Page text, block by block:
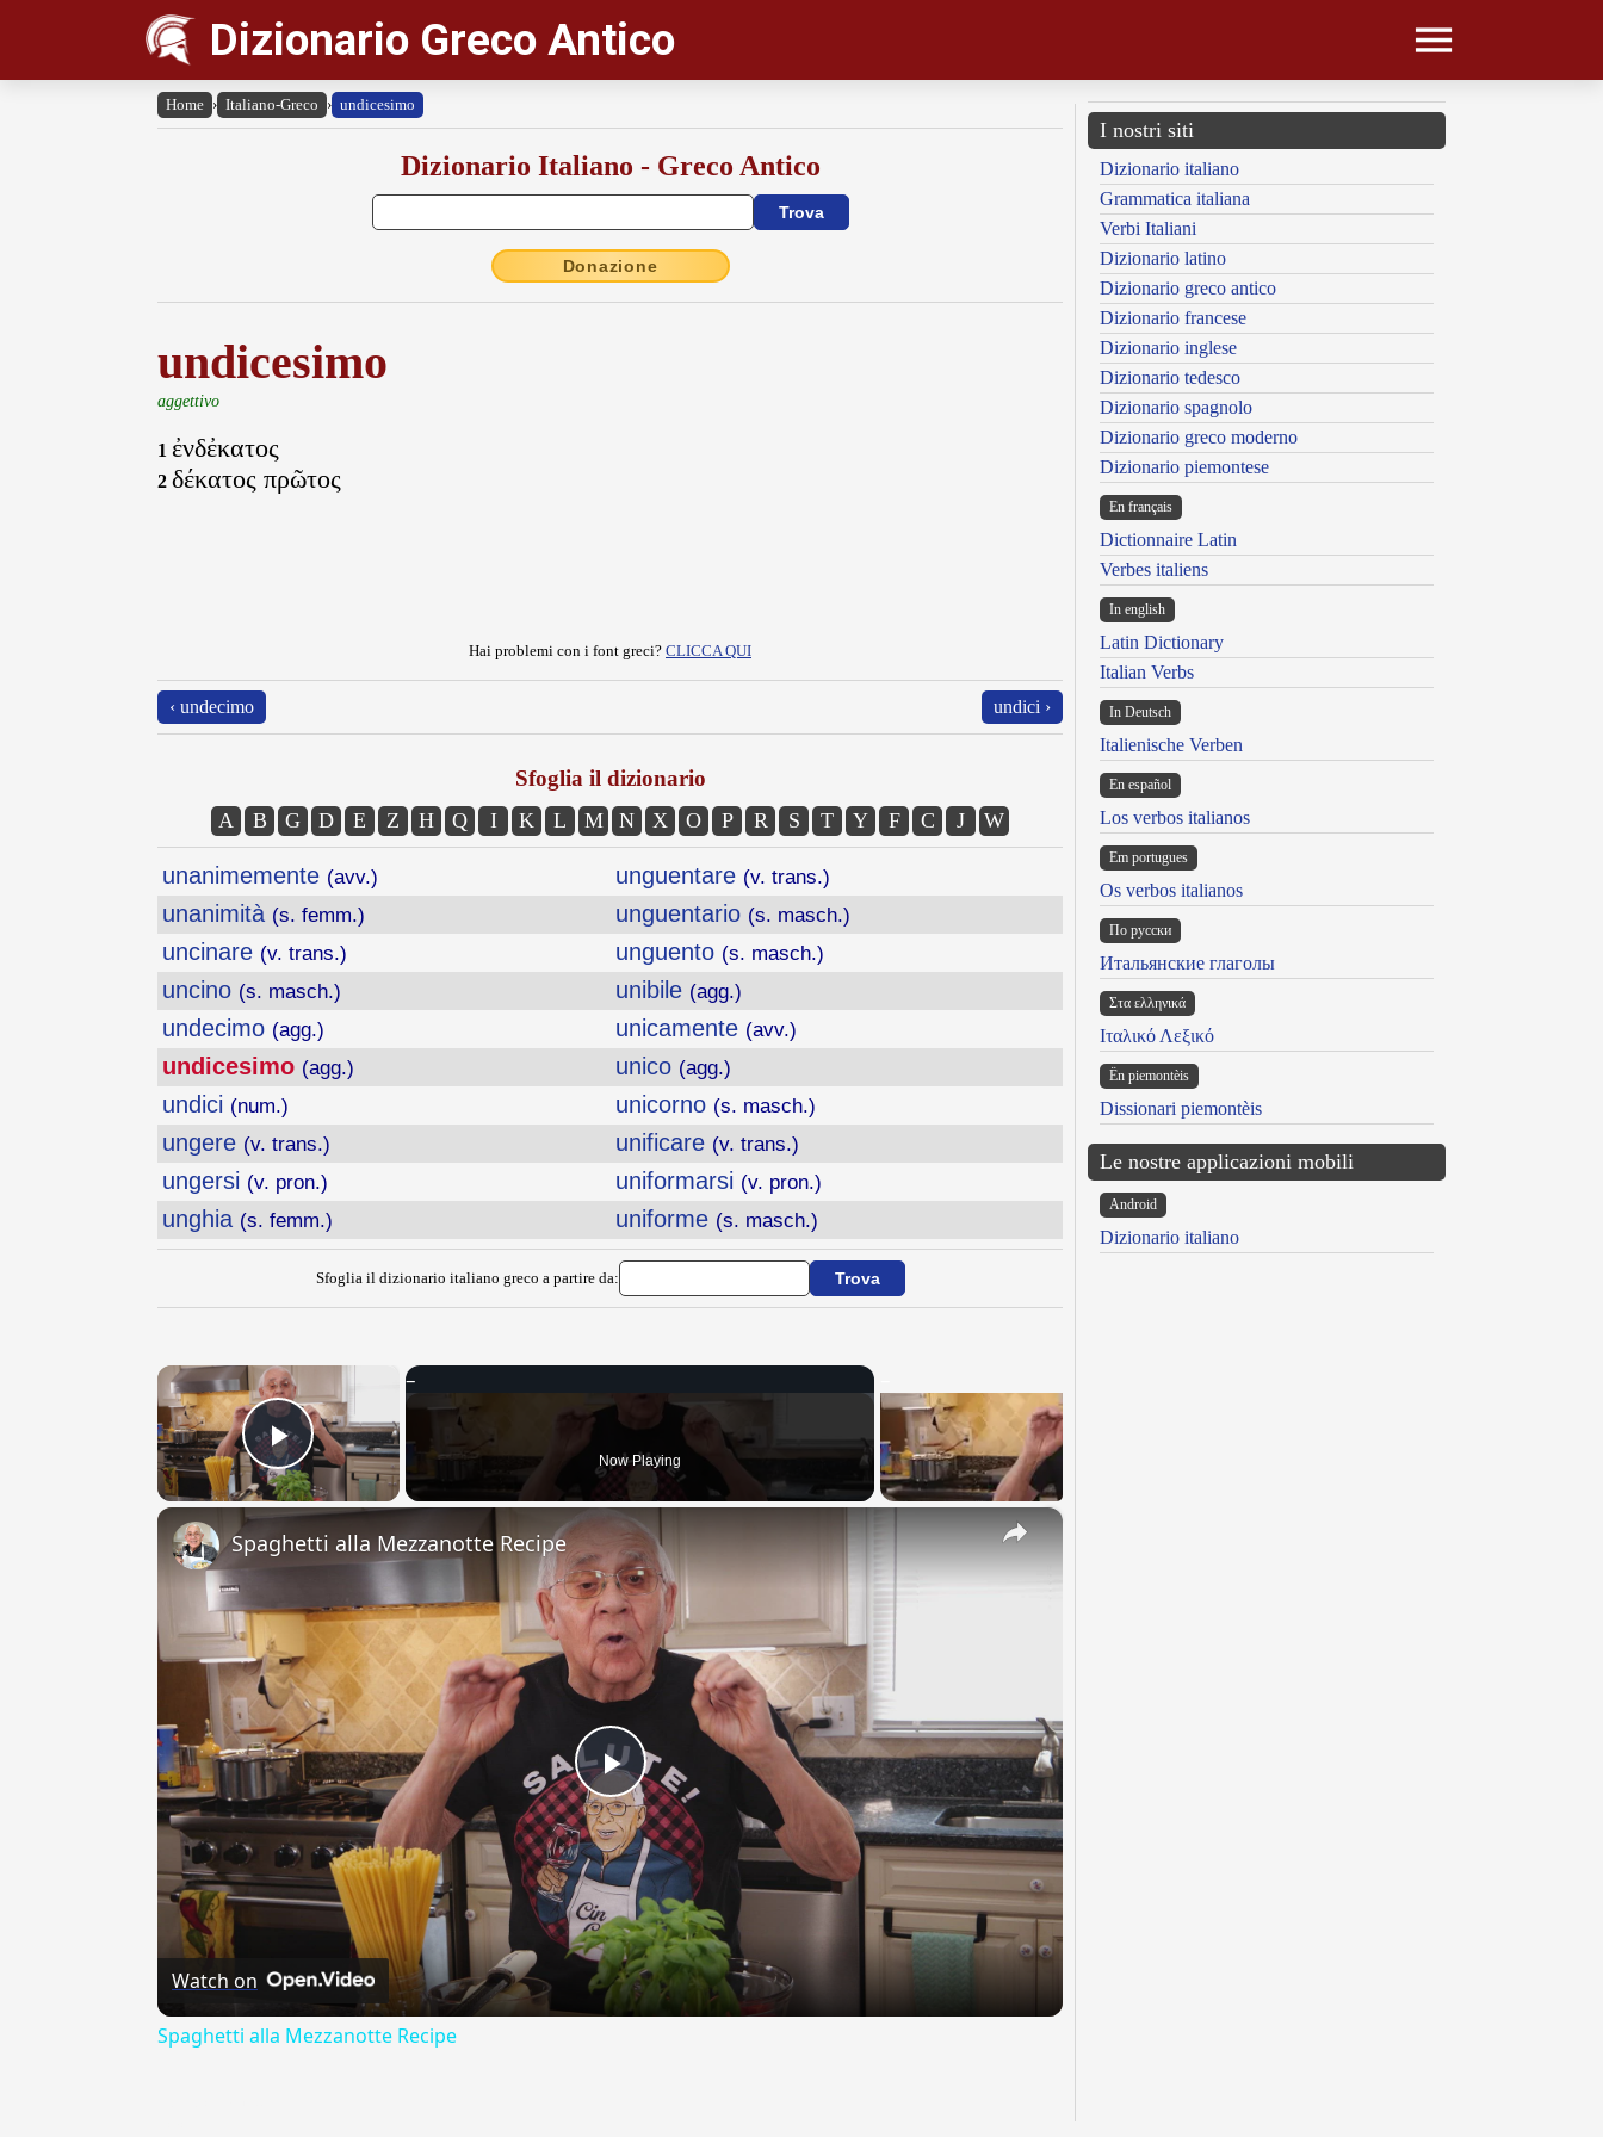
Dizionario Greco Antico
Home › Italiano-Greco › undicesimo
Dizionario Italiano - Greco Antico
Donazione
undicesimo
aggettivo
1 ἐνδἐκατος
2 δέκατος πρῶτος
Hai problemi con i font greci? CLICCA QUI
‹ undecimo undici ›
Sfoglia il dizionario
A B G D E Z H Q I K L M N X O P R S T Y F C J W
unanimemente (avv.)
unanimità (s. femm.)
uncinare (v. trans.)
uncino (s. masch.)
undecimo (agg.)
undicesimo (agg.)
undici (num.)
ungere (v. trans.)
ungersi (v. pron.)
unghia (s. femm.)
unguentare (v. trans.)
unguentario (s. masch.)
unguento (s. masch.)
unibile (agg.)
unicamente (avv.)
unico (agg.)
unicorno (s. masch.)
unificare (v. trans.)
uniformarsi (v. pron.)
uniforme (s. masch.)
Sfoglia il dizionario italiano greco a partire da:
Play Video Now Playing
×
Play
Video
Spaghetti alla Mezzanotte Recipe
Watch on
Spaghetti alla Mezzanotte Recipe
I nostri siti
Dizionario italiano
Grammatica italiana
Verbi Italiani
Dizionario latino
Dizionario greco antico
Dizionario francese
Dizionario inglese
Dizionario tedesco
Dizionario spagnolo
Dizionario greco moderno
Dizionario piemontese
En français
Dictionnaire Latin
Verbes italiens
In english
Latin Dictionary
Italian Verbs
In Deutsch
Italienische Verben
En español
Los verbos italianos
Em portugues
Os verbos italianos
По русски
Итальянские глаголы
Στα ελληνικά
Ιταλικό Λεξικό
Ën piemontèis
Dissionari piemontèis
Le nostre applicazioni mobili
Android
Dizionario italiano